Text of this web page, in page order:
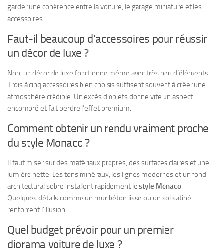
garder une cohérence entre la voiture, le garage miniature et les
accessoires.
Faut-il beaucoup d’accessoires pour réussir
un décor de luxe ?
Non, un décor de luxe fonctionne même avec très peu d’éléments.
Trois à cinq accessoires bien choisis suffisent souvent à créer une
atmosphère crédible. Un excès d’objets donne vite un aspect
encombré et fait perdre l’effet premium.
Comment obtenir un rendu vraiment proche
du style Monaco ?
Il faut miser sur des matériaux propres, des surfaces claires et une
lumière nette. Les tons minéraux, les lignes modernes et un fond
architectural sobre installent rapidement le style Monaco.
Quelques détails comme un mur béton lisse ou un sol satiné
renforcent l’illusion.
Quel budget prévoir pour un premier
diorama voiture de luxe ?